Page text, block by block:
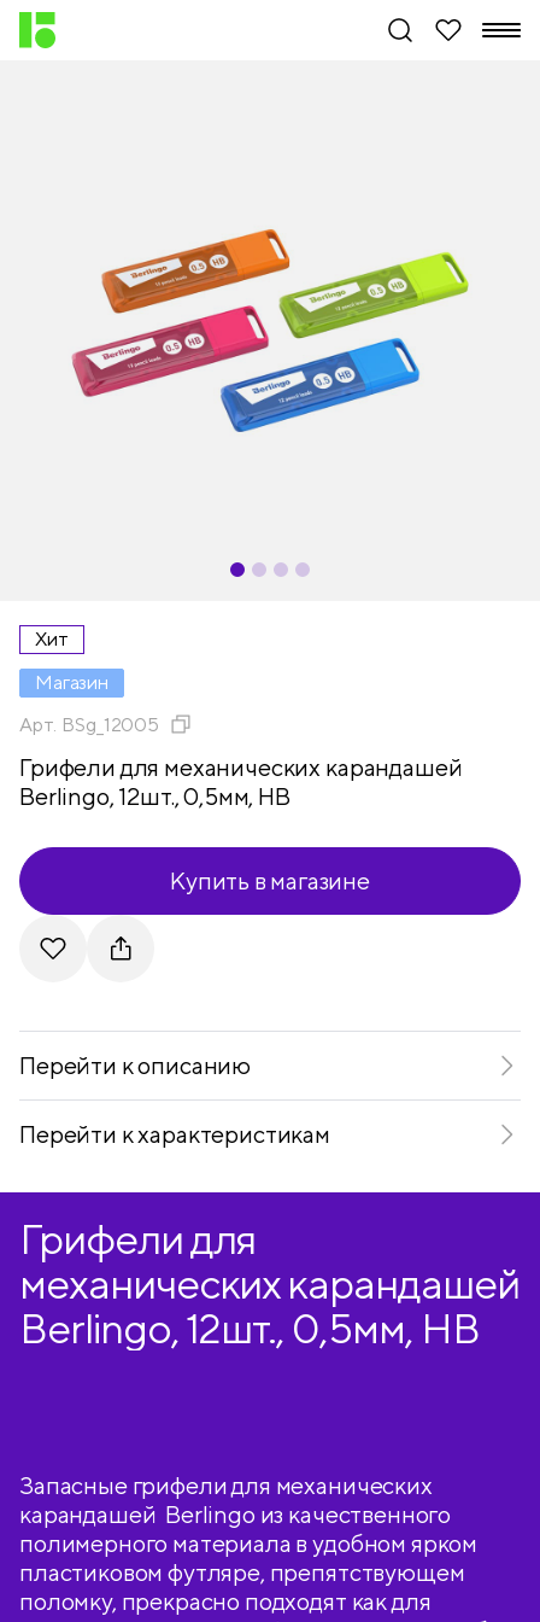
Хит
Магазин
Арт. BSg_12005
Грифели для механических карандашей
Berlingo, 12шт., 0,5мм, HB
Купить в магазине
Перейти к описанию
Перейти к характеристикам
Грифели для
механических карандашей
Berlingo, 12шт., 0,5мм, HB
Запасные грифели для механических
карандашей Berlingo из качественного
полимерного материала в удобном ярком
пластиковом футляре, препятствующем
поломку, прекрасно подходят как для